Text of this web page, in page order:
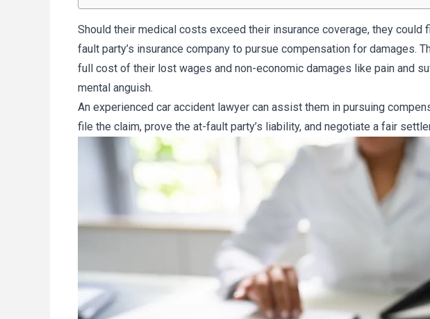
Should their medical costs exceed their insurance coverage, they could
fault party’s insurance company to pursue compensation for damages.
full cost of their lost wages and non-economic damages like pain and
mental anguish.
An experienced car accident lawyer can assist them in pursuing
file the claim, prove the at-fault party’s liability, and negotiate a fair